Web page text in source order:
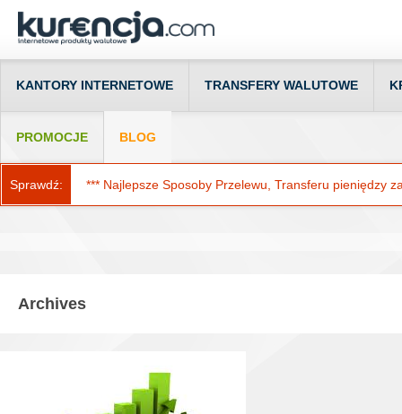
KANTORY INTERNETOWE TRANSFERY WALUTOWE
PROMOCJE BLOG
Sprawdź: *** Najlepsze Sposoby Przelewu, Transferu pieniędzy
Archives